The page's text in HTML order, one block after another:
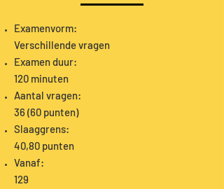
Examenvorm:
Verschillende vragen
Examen duur:
120 minuten
Aantal vragen:
36 (60 punten)
Slaaggrens:
40,80 punten
Vanaf:
129